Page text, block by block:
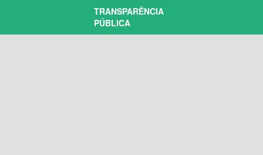
TRANSPARÊNCIA
PÚBLICA